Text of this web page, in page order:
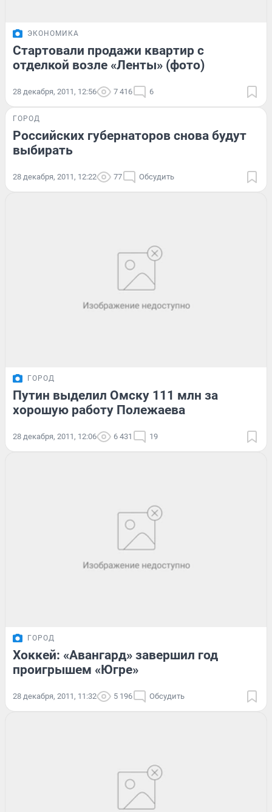
ЭКОНОМИКА
Стартовали продажи квартир с
отделкой возле «Ленты» (фото)
28 декабря, 2011, 12:56 7 416 6
ГОРОД
Российских губернаторов снова будут
выбирать
28 декабря, 2011, 12:22 77 Обсудить
ГОРОД
Путин выделил Омску 111 млн за
хорошую работу Полежаева
28 декабря, 2011, 12:06 6 431 19
ГОРОД
Хоккей: «Авангард» завершил год
проигрышем «Югре»
28 декабря, 2011, 11:32 5 196 Обсудить